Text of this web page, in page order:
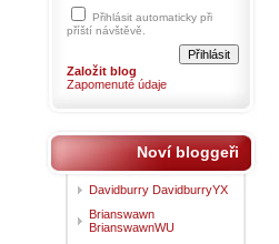
Přihlásit automaticky při
příští návštěvě.
Založit blog
Zapomenuté údaje
Noví bloggeři
Davidburry DavidburryYX
Brianswawn
BrianswawnWU